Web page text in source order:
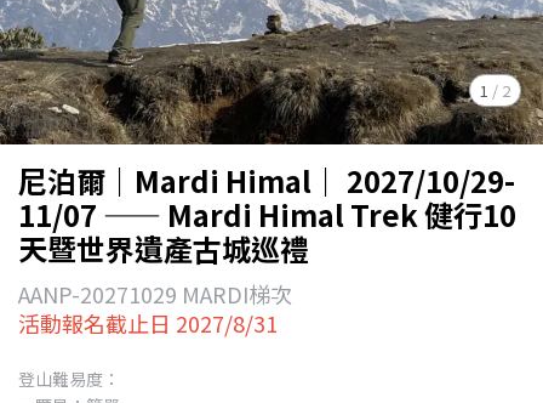
1 / 2
尼泊爾｜Mardi Himal｜ 2027/10/29-
11/07 —— Mardi Himal Trek 健行10
天暨世界遺產古城巡禮
AANP-20271029 MARDI梯次
活動報名截止日 2027/8/31
登山難易度：